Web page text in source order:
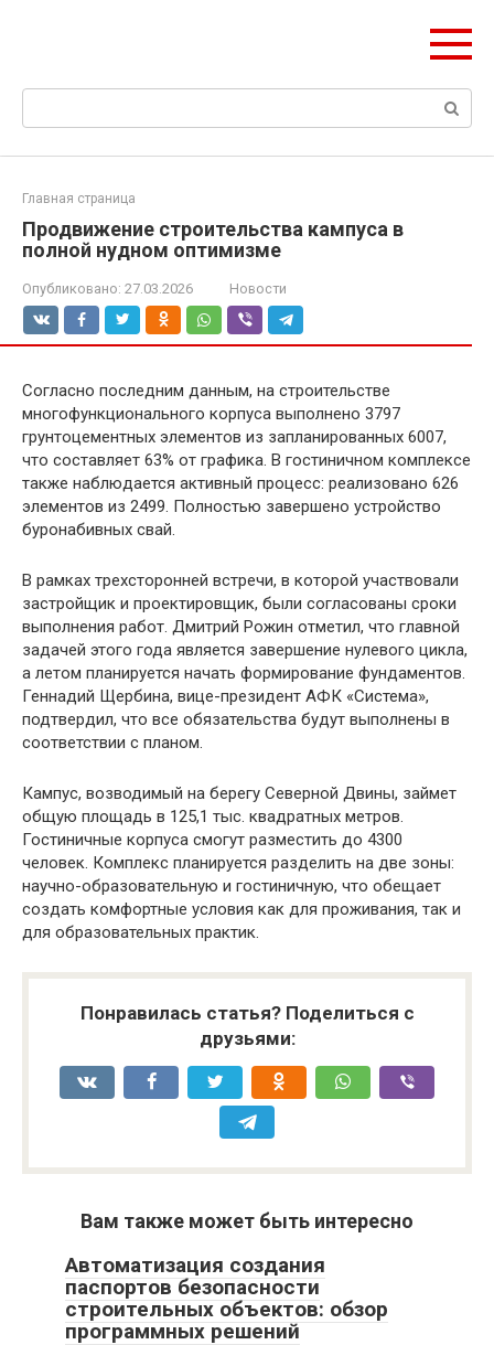
Поиск:
Главная страница
Продвижение строительства кампуса в
полной нудном оптимизме
Опубликовано: 27.03.2026 Новости
Согласно последним данным, на строительстве
многофункционального корпуса выполнено 3797
грунтоцементных элементов из запланированных 6007,
что составляет 63% от графика. В гостиничном комплексе
также наблюдается активный процесс: реализовано 626
элементов из 2499. Полностью завершено устройство
буронабивных свай.
В рамках трехсторонней встречи, в которой участвовали
застройщик и проектировщик, были согласованы сроки
выполнения работ. Дмитрий Рожин отметил, что главной
задачей этого года является завершение нулевого цикла,
а летом планируется начать формирование фундаментов.
Геннадий Щербина, вице-президент АФК «Система»,
подтвердил, что все обязательства будут выполнены в
соответствии с планом.
Кампус, возводимый на берегу Северной Двины, займет
общую площадь в 125,1 тыс. квадратных метров.
Гостиничные корпуса смогут разместить до 4300
человек. Комплекс планируется разделить на две зоны:
научно-образовательную и гостиничную, что обещает
создать комфортные условия как для проживания, так и
для образовательных практик.
Понравилась статья? Поделиться с
друзьями:
Вам также может быть интересно
Автоматизация создания
паспортов безопасности
строительных объектов: обзор
программных решений